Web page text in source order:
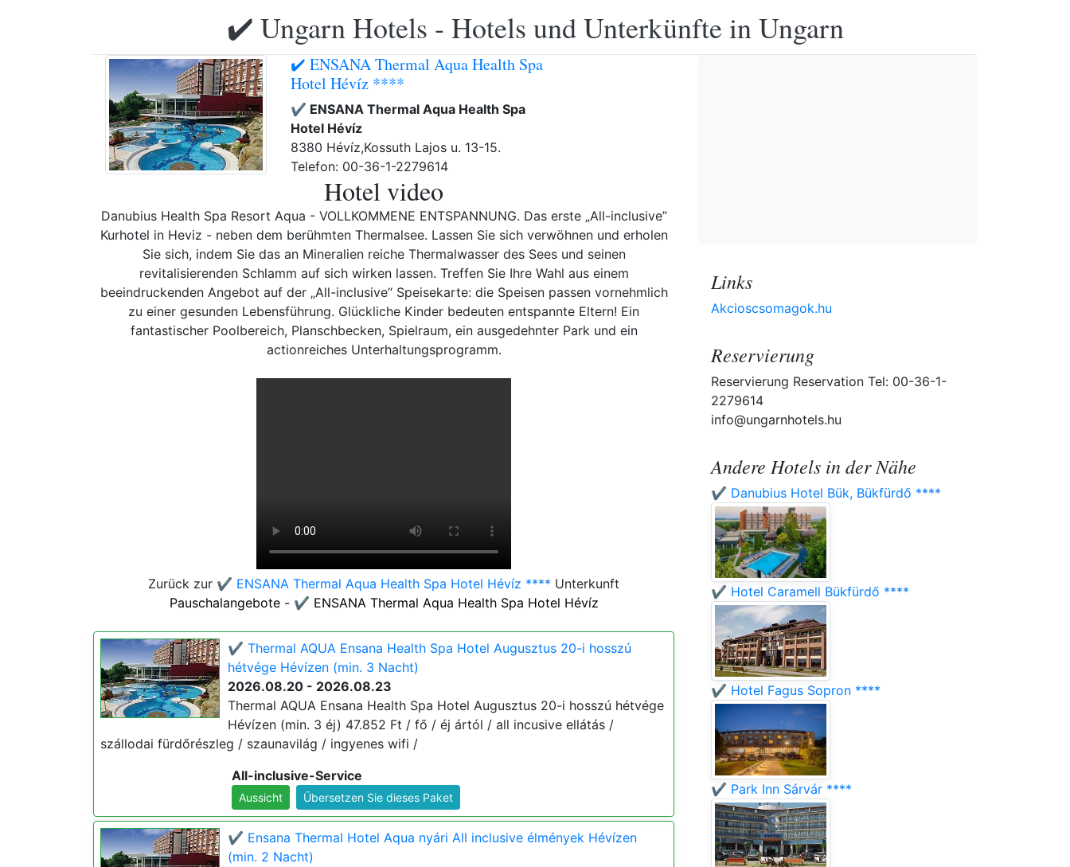
✔️ Ungarn Hotels - Hotels und Unterkünfte in Ungarn
✔️ ENSANA Thermal Aqua Health Spa
Hotel Hévíz ****
✔️ ENSANA Thermal Aqua Health Spa
Hotel Hévíz
8380 Hévíz,Kossuth Lajos u. 13-15.
Telefon: 00-36-1-2279614
Hotel video
Danubius Health Spa Resort Aqua - VOLLKOMMENE ENTSPANNUNG. Das erste „All-inclusive”
Kurhotel in Heviz - neben dem berühmten Thermalsee. Lassen Sie sich verwöhnen und erholen
Sie sich, indem Sie das an Mineralien reiche Thermalwasser des Sees und seinen
revitalisierenden Schlamm auf sich wirken lassen. Treffen Sie Ihre Wahl aus einem
beeindruckenden Angebot auf der „All-inclusive“ Speisekarte: die Speisen passen vornehmlich
zu einer gesunden Lebensführung. Glückliche Kinder bedeuten entspannte Eltern! Ein
fantastischer Poolbereich, Planschbecken, Spielraum, ein ausgedehnter Park und ein
actionreiches Unterhaltungsprogramm.
Zurück zur ✔️ ENSANA Thermal Aqua Health Spa Hotel Hévíz **** Unterkunft
Pauschalangebote - ✔️ ENSANA Thermal Aqua Health Spa Hotel Hévíz
✔️ Thermal AQUA Ensana Health Spa Hotel Augusztus 20-i hosszú
hétvége Hévízen (min. 3 Nacht)
2026.08.20 - 2026.08.23
Thermal AQUA Ensana Health Spa Hotel Augusztus 20-i hosszú hétvége
Hévízen (min. 3 éj) 47.852 Ft / fő / éj ártól / all incusive ellátás /
szállodai fürdőrészleg / szaunavilág / ingyenes wifi /
All-inclusive-Service
Aussicht Übersetzen Sie dieses Paket
✔️ Ensana Thermal Hotel Aqua nyári All inclusive élmények Hévízen
(min. 2 Nacht)
Links
Akcioscsomagok.hu
Reservierung
Reservierung Reservation Tel: 00-36-1-
2279614
info@ungarnhotels.hu
Andere Hotels in der Nähe
✔️ Danubius Hotel Bük, Bükfürdő ****
✔️ Hotel Caramell Bükfürdő ****
✔️ Hotel Fagus Sopron ****
✔️ Park Inn Sárvár ****